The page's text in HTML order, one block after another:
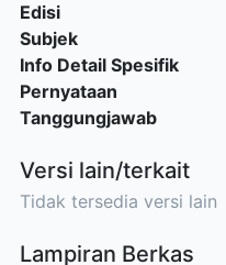
Edisi
Subjek
Info Detail Spesifik
Pernyataan
Tanggungjawab
Versi lain/terkait
Tidak tersedia versi lain
Lampiran Berkas